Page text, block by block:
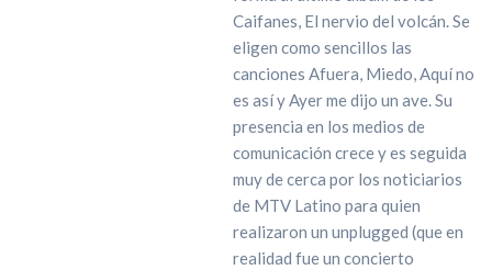
Caifanes, El nervio del volcán. Se
eligen como sencillos las
canciones Afuera, Miedo, Aquí no
es así y Ayer me dijo un ave. Su
presencia en los medios de
comunicación crece y es seguida
muy de cerca por los noticiarios
de MTV Latino para quien
realizaron un unplugged (que en
realidad fue un concierto